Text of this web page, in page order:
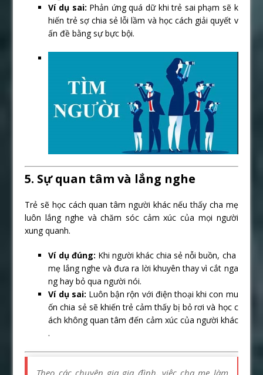
Ví dụ sai: Phản ứng quá dữ khi trẻ sai phạm sẽ k
hiến trẻ sợ chia sẻ lỗi lầm và học cách giải quyết v
ấn đề bằng sự bực bội.
5. Sự quan tâm và lắng nghe
Trẻ sẽ học cách quan tâm người khác nếu thấy cha mẹ
luôn lắng nghe và chăm sóc cảm xúc của mọi người
xung quanh.
Ví dụ đúng: Khi người khác chia sẻ nỗi buồn, cha
mẹ lắng nghe và đưa ra lời khuyên thay vì cắt nga
ng hay bỏ qua người nói.
Ví dụ sai: Luôn bận rộn với điện thoại khi con mu
ốn chia sẻ sẽ khiến trẻ cảm thấy bị bỏ rơi và học c
ách không quan tâm đến cảm xúc của người khác
.